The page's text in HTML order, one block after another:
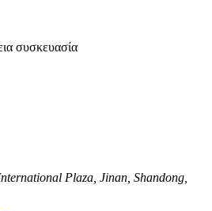
συσκευασία
Plaza, Jinan, Shandong,